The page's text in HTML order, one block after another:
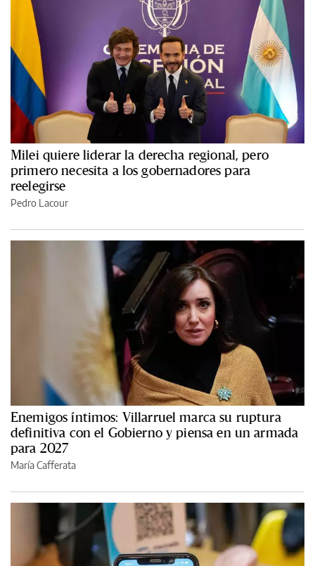
Milei quiere liderar la derecha regional, pero
primero necesita a los gobernadores para
reelegirse
Pedro Lacour
Enemigos íntimos: Villarruel marca su ruptura
definitiva con el Gobierno y piensa en un armada
para 2027
María Cafferata